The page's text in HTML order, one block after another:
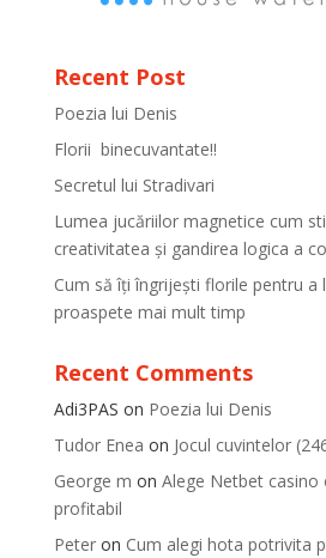
Recent Post
Poezia lui Denis
Florii binecuvantate!!
Secretul lui Stradivari
Lumea jucăriilor magnetice cum
creativitatea și gandirea logica a
Cum să îți îngrijești florile pentru a
proaspete mai mult timp
Recent Comments
Adi3PAS on Poezia lui Denis
Tudor Enea on Jocul cuvintelor
George m on Alege Netbet casino
profitabil
Peteron Cum alegi hota potrivita